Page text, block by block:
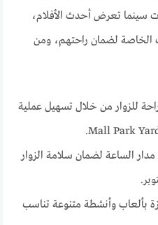
سينما تعرض أحدث الأفلام،
الخاصة لضمان راحتهم، ومن
للزوار من خلال تسهيل عملية
الساعة لضمان سلامة الزوار
بألعاب وأنشطة متنوعة تناسب